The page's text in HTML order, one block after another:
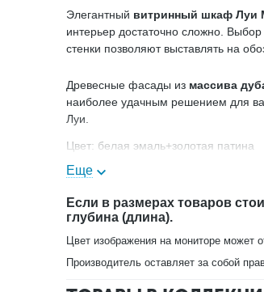
Элегантный витринный шкаф Луи
интерьер достаточно сложно.
стенки позволяют выставлять на
Древесные фасады из массива
наиболее удачным решением для
Луи.
Цвет: белая эмаль+золотая патина
В нашем интернет-магазине Вы
Еще
Если в размерах товаров
глубина (длина).
Цвет изображения на мониторе может
Производитель оставляет за собой